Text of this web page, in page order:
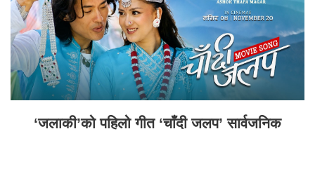
‘जलाकी’को पहिलो गीत ‘चाँदी जलप’ सार्वजनिक